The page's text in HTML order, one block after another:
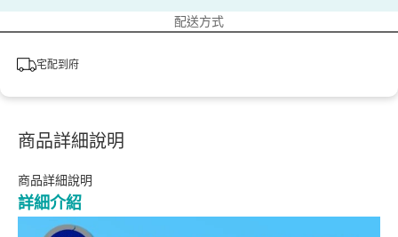
配送方式
宅配到府
商品詳細說明
商品詳細說明
詳細介紹